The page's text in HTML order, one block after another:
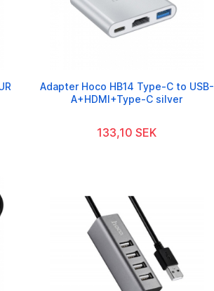
Adapter Hoco HB14 Type-C to USB-
A+HDMI+Type-C silver
133,10 SEK